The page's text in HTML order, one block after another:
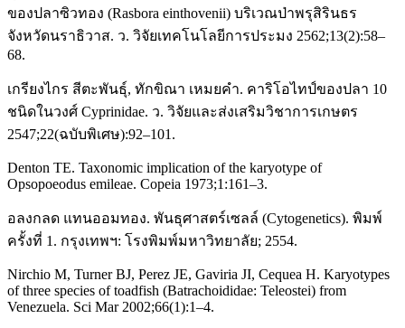
ของปลาซิวทอง (Rasbora einthovenii) บริเวณป่าพรุสิรินธร
จังหวัดนราธิวาส. ว. วิจัยเทคโนโลยีการประมง 2562;13(2):58–
68.
เกรียงไกร สีตะพันธุ์, ทักขิณา เหมยคำ. คาริโอไทป์ของปลา 10
ชนิดในวงศ์ Cyprinidae. ว. วิจัยและส่งเสริมวิชาการเกษตร
2547;22(ฉบับพิเศษ):92–101.
Denton TE. Taxonomic implication of the karyotype of
Opsopoeodus emileae. Copeia 1973;1:161–3.
อลงกลด แทนออมทอง. พันธุศาสตร์เซลล์ (Cytogenetics). พิมพ์
ครั้งที่ 1. กรุงเทพฯ: โรงพิมพ์มหาวิทยาลัย; 2554.
Nirchio M, Turner BJ, Perez JE, Gaviria JI, Cequea H. Karyotypes
of three species of toadfish (Batrachoididae: Teleostei) from
Venezuela. Sci Mar 2002;66(1):1–4.